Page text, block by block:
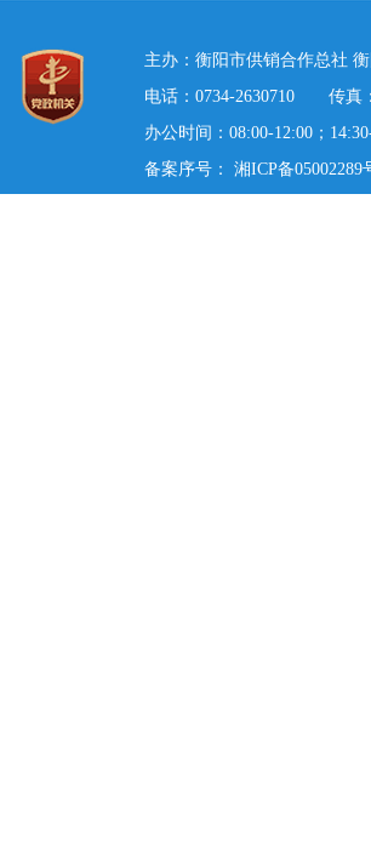
主办：衡阳市供销合作总社
电话：0734-2630710 传真
办公时间：08:00-12:00；
备案序号：
湘ICP备05002289